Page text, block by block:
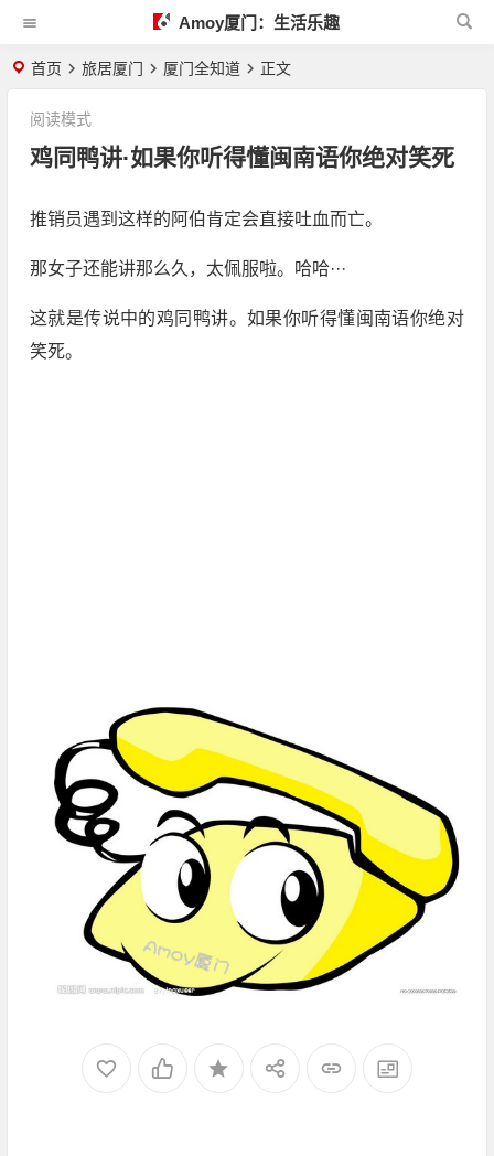
Amoy厦门：生活乐趣
首页 旅居厦门 厦门全知道 正文
鸡同鸭讲·如果你听得懂闽南语你绝对笑死
阅读模式
推销员遇到这样的阿伯肯定会直接吐血而亡。
那女子还能讲那么久，太佩服啦。哈哈···
这就是传说中的鸡同鸭讲。如果你听得懂闽南语你绝对
笑死。